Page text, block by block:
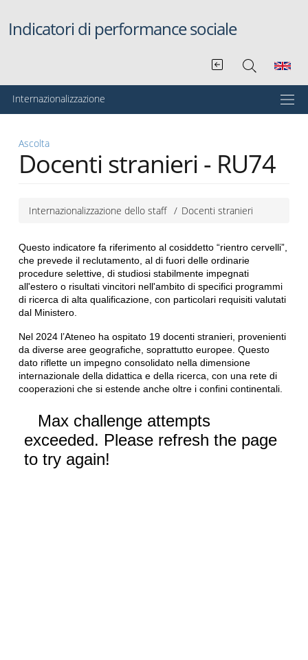
Indicatori di performance sociale
Menu principale
Internazionalizzazione
Ascolta
Docenti stranieri - RU74
Internazionalizzazione dello staff Docenti stranieri
Questo indicatore fa riferimento al cosiddetto “rientro cervelli”,
che prevede il reclutamento, al di fuori delle ordinarie
procedure selettive, di studiosi stabilmente impegnati
all'estero o risultati vincitori nell'ambito di specifici programmi
di ricerca di alta qualificazione, con particolari requisiti valutati
dal Ministero.
Nel 2024 l’Ateneo ha ospitato 19 docenti stranieri, provenienti
da diverse aree geografiche, soprattutto europee. Questo
dato riflette un impegno consolidato nella dimensione
internazionale della didattica e della ricerca, con una rete di
cooperazioni che si estende anche oltre i confini continentali.